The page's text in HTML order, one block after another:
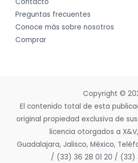
Preguntas frecuentes
Conoce más sobre nosotros
Comprar
Copyright ©
El contenido total de esta
original propiedad exclusiva de
licencia otorgados a X&V,
Guadalajara, Jalisco, México,
/ (33) 36 28 01 20 / (33)